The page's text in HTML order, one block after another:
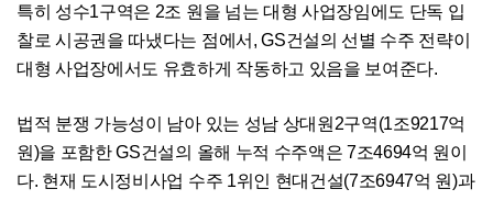
특히 성수1구역은 2조 원을 넘는 대형 사업장임에도 단독 입
찰로 시공권을 따냈다는 점에서, GS건설의 선별 수주 전략이
대형 사업장에서도 유효하게 작동하고 있음을 보여준다.
법적 분쟁 가능성이 남아 있는 성남 상대원2구역(1조9217억
원)을 포함한 GS건설의 올해 누적 수주액은 7조4694억 원이
다. 현재 도시정비사업 수주 1위인 현대건설(7조6947억 원)과